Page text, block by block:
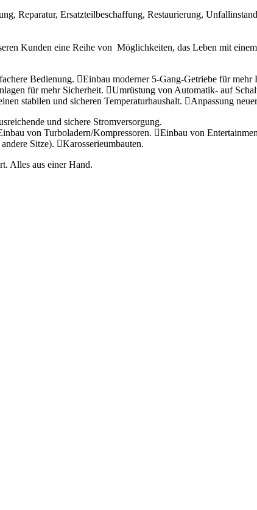
Reparatur, Ersatzteilbeschaffung, Restaurierung,
Kunden eine Reihe von Möglichkeiten, das Leben mit
Bedienung.
Einbau moderner 5-Gang-Getriebe für mehr
für mehr Sicherheit.
Umrüstung von Automatik- auf
stabilen und sicheren Temperaturhaushalt.
Anpassung
und sichere Stromversorgung.
von Turboladern/Kompressoren.
Einbau von
Sitze).
Karosserieumbauten.
Alles aus einer Hand.